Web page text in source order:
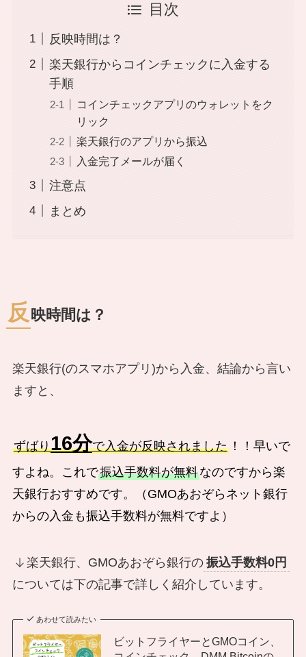
目次
反映時間は？
楽天銀行からコインチェックに入金する
手順
コインチェックアプリのウォレットをク
リック
楽天銀行のアプリから振込
入金完了メールが届く
注意点
まとめ
反 映時間は？
楽天銀行(のスマホアプリ)から入金、結論から言い
ますと、
ずばり16分で入金が反映されました！！早いで
すよね。これで振込手数料が無料なのですから楽
天銀行おすすめです。（GMOあおぞらネット銀行
からの入金も振込手数料が無料ですよ）
楽天銀行、GMOあおぞら銀行の 振込手数料0円
については下の記事で詳しく紹介しています。
あわせて読みたい
ビットフライヤーとGMOコイン、